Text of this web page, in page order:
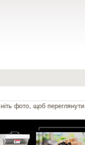
фото, щоб переглянути